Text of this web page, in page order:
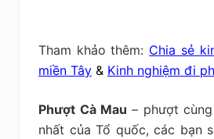
Tham khảo thêm: Chia sẻ
miền Tây & Kinh nghiệm đi
Phượt Cà Mau – phượt
nhất của Tổ quốc, các bạn